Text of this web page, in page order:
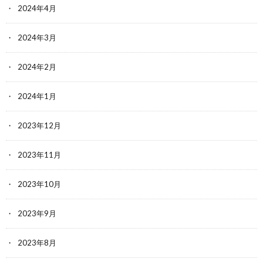
2024年4月
2024年3月
2024年2月
2024年1月
2023年12月
2023年11月
2023年10月
2023年9月
2023年8月